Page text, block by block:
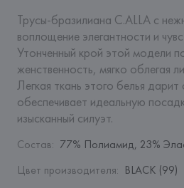
Трусы-бразилиана C.ALLA с
воплощение элегантности и
Утонченный крой этой модели
женственность, мягко облегая
Легкая ткань этого белья
обеспечивает идеальную
изысканный силуэт.
Состав: 77% Полиамид, 23%
Цвет производителя: BLACK (99)